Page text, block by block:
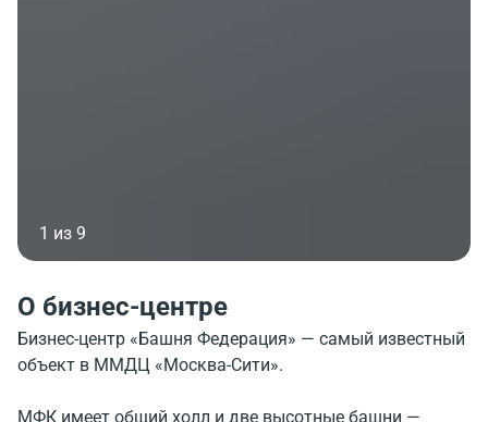
1 из 9
О бизнес-центре
Бизнес-центр «Башня Федерация» — самый известный
объект в ММДЦ «Москва-Сити».
МФК имеет общий холл и две высотные башни —